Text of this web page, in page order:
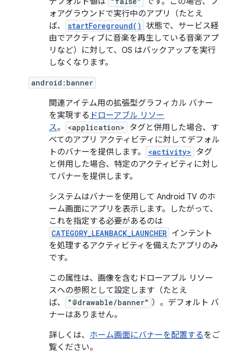
ォアグラウンドで実行中のアプリ（たとえ
ば、
startForeground() 状態で、サービス経
由でアクティブに音楽を再生している音楽アプ
リなど）に対して、OS はバックアップを実行
しなくなります。
android:banner
関連アイテム用の拡張型グラフィカル バナー
を実現する ドローアブル リソー
ス。 <application> タグと併用した場合、す
べてのアプリ アクティビティに対してデフォル
トのバナーを提供します。
<activity> タグ
と併用した場合、特定のアクティビティに対し
てバナーを提供します。
システムはバナーを使用して Android TV のホ
ーム画面にアプリを表示します。したがって、
これを指定する必要があるのは
CATEGORY_LEANBACK_LAUNCHER インテント
を処理するアクティビティを備えたアプリのみ
です。
この属性は、画像を含むドローアブル リソー
スへの参照として設定します（たとえ
ば、
"@drawable/banner" ）。デフォルト バ
ナーはありません。
詳しくは、 ホーム画面にバナーを配置するをご
覧ください。